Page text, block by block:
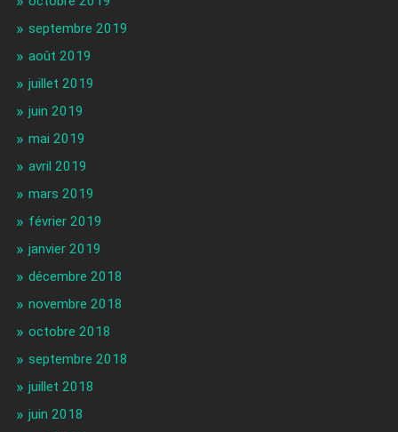
septembre 2019
août 2019
juillet 2019
juin 2019
mai 2019
avril 2019
mars 2019
février 2019
janvier 2019
décembre 2018
novembre 2018
octobre 2018
septembre 2018
juillet 2018
juin 2018